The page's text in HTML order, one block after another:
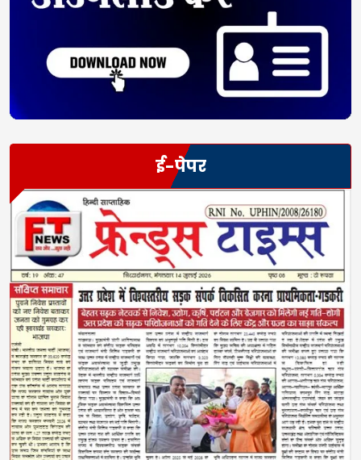
ई-पेपर